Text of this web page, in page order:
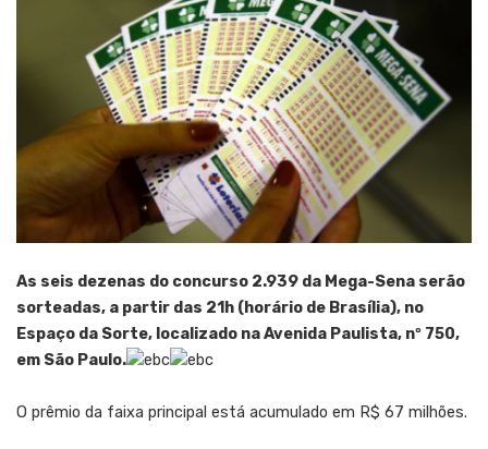
As seis dezenas do concurso 2.939 da Mega-Sena serão
sorteadas, a partir das 21h (horário de Brasília), no
Espaço da Sorte, localizado na Avenida Paulista, nº 750,
em São Paulo.
O prêmio da faixa principal está acumulado em R$ 67 milhões.